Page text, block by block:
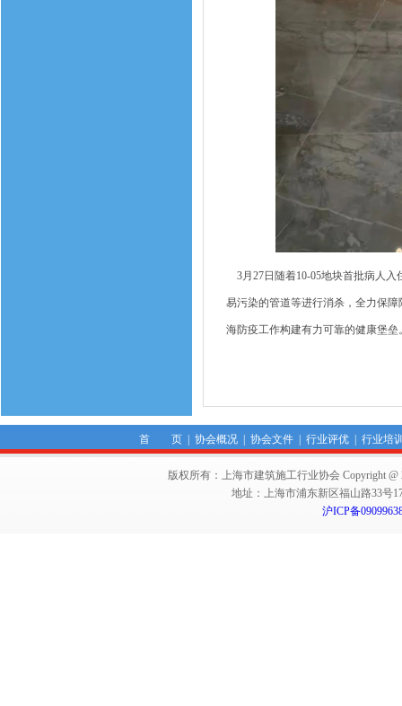
3月27日随着10-05地块首批病人入
易污染的管道等进行消杀，全力保
海防疫工作构建有力可靠的健康堡垒
首 页| 协会概况| 协会文件| 行业评优| 行业培
版权所有：上海市建筑施工行业协会 Copyright @
地址：上海市浦东新区福山路33号
沪ICP备